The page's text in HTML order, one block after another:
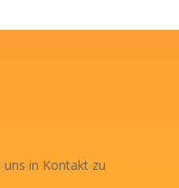
in Kontakt zu